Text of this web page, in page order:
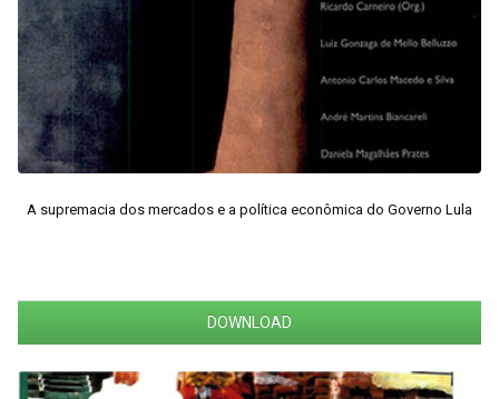
A supremacia dos mercados e a política econômica do Governo Lula
DOWNLOAD